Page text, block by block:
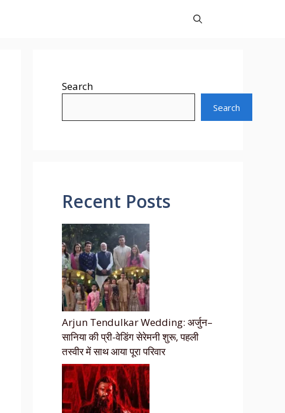
Search
Search
Recent Posts
Arjun Tendulkar Wedding: अर्जुन–
सानिया की प्री-वेडिंग सेरेमनी शुरू, पहली
तस्वीर में साथ आया पूरा परिवार